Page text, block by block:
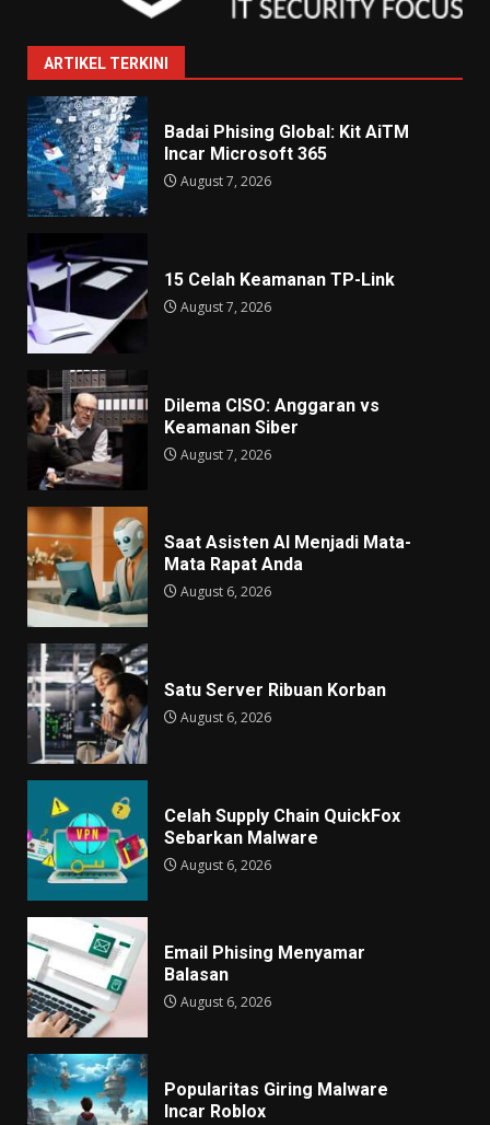
ARTIKEL TERKINI
Badai Phising Global: Kit AiTM
Incar Microsoft 365
August 7, 2026
15 Celah Keamanan TP-Link
August 7, 2026
Dilema CISO: Anggaran vs
Keamanan Siber
August 7, 2026
Saat Asisten AI Menjadi Mata-
Mata Rapat Anda
August 6, 2026
Satu Server Ribuan Korban
August 6, 2026
Celah Supply Chain QuickFox
Sebarkan Malware
August 6, 2026
Email Phising Menyamar
Balasan
August 6, 2026
Popularitas Giring Malware
Incar Roblox